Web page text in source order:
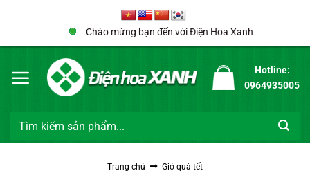
Chào mừng bạn đến với Điện Hoa Xanh
Hotline:
0964935005
Tìm
Trang chủ Giỏ quà tết